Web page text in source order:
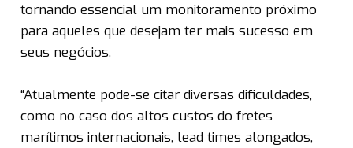
tornando essencial um monitoramento próximo
para aqueles que desejam ter mais sucesso em
seus negócios.
“Atualmente pode-se citar diversas dificuldades,
como no caso dos altos custos do fretes
marítimos internacionais, lead times alongados,